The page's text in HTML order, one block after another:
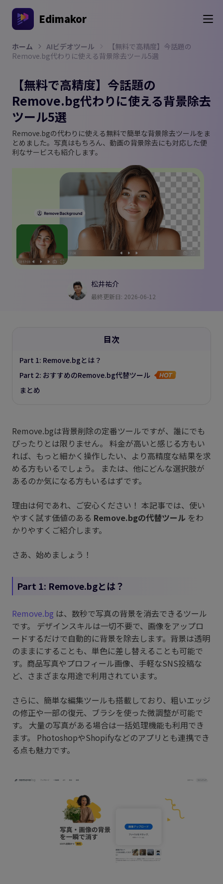
Edimakor
ホーム AIビデオツール
【無料で高精度】今話題の
Remove.bg代わりに使える背景除去ツール5選
【無料で高精度】今話題の
Remove.bg代わりに使える背景除去
ツール5選
Remove.bgの代わりに使える無料で簡単な背景除去ツールをま
とめました。写真はもちろん、動画の背景除去にも対応した便
利なサービスも紹介します。
松井祐介
最終更新日: 2026-06-12
目次
Part 1: Remove.bgとは？
Part 2: おすすめのRemove.bg代替ツール
まとめ
Remove.bgは背景削除の定番ツールですが、誰にでも
ぴったりとは限りません。 料金が高いと感じる方もい
れば、もっと細かく操作したい、より高精度な結果を求
める方もいるでしょう。 または、他にどんな選択肢が
あるのか気になる方もいるはずです。
理由は何であれ、ご安心ください！ 本記事では、使い
やすく試す価値のある Remove.bgの代替ツール をわ
かりやすくご紹介します。
さあ、始めましょう！
Part 1: Remove.bgとは？
Remove.bg は、数秒で写真の背景を消去できるツール
です。 デザインスキルは一切不要で、画像をアップロ
ードするだけで自動的に背景を除去します。背景は透明
のままにすることも、単色に差し替えることも可能で
す。商品写真やプロフィール画像、手軽なSNS投稿な
ど、さまざまな用途で利用されています。
さらに、簡単な編集ツールも搭載しており、粗いエッジ
の修正や一部の復元、ブラシを使った微調整が可能で
す。 大量の写真がある場合は一括処理機能も利用でき
ます。 PhotoshopやShopifyなどのアプリとも連携でき
る点も魅力です。